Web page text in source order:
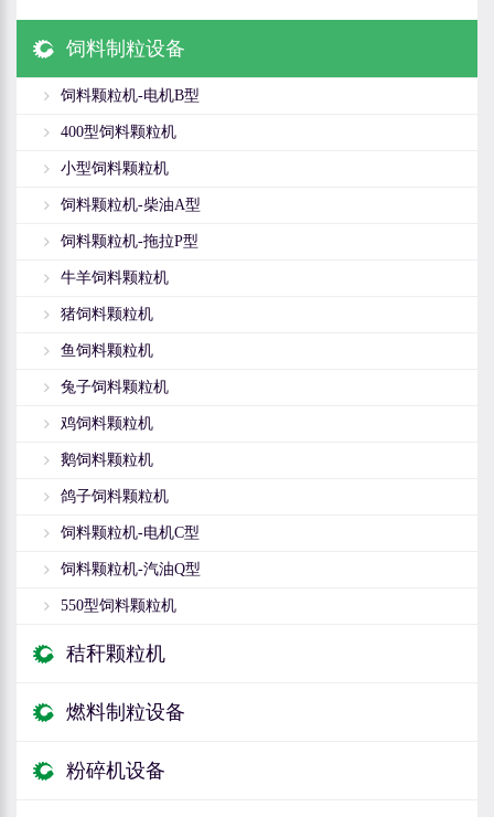
饲料制粒设备
饲料颗粒机-电机B型
400型饲料颗粒机
小型饲料颗粒机
饲料颗粒机-柴油A型
饲料颗粒机-拖拉P型
牛羊饲料颗粒机
猪饲料颗粒机
鱼饲料颗粒机
兔子饲料颗粒机
鸡饲料颗粒机
鹅饲料颗粒机
鸽子饲料颗粒机
饲料颗粒机-电机C型
饲料颗粒机-汽油Q型
550型饲料颗粒机
秸秆颗粒机
燃料制粒设备
粉碎机设备